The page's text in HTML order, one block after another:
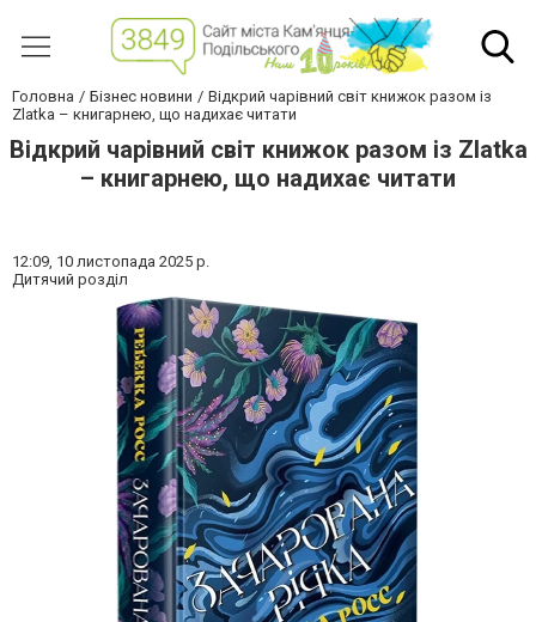
Головна Бізнес новини
Відкрий чарівний світ книжок разом із
Zlatka – книгарнею, що надихає читати
Відкрий чарівний світ книжок разом із Zlatka
– книгарнею, що надихає читати
12:09, 10 листопада 2025 р.
Дитячий розділ